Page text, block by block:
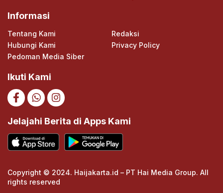
Informasi
Tentang Kami
Redaksi
Hubungi Kami
Privacy Policy
Pedoman Media Siber
Ikuti Kami
Jelajahi Berita di Apps Kami
Copyright © 2024. Haijakarta.id – PT Hai Media Group. All
rights reserved